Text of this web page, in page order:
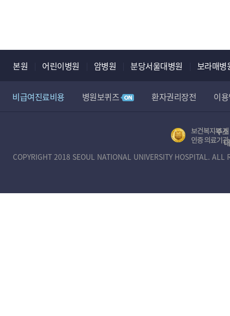
본원 어린이병원 암병원 분당서울대병원 보라매병
비급여진료비용 병원보퀴즈 환자권리장전 이
장례식장
주
COPYRIGHT 2018 SEOUL NATIONAL UNIVERSITY HOSPITAL. ALL
보
복